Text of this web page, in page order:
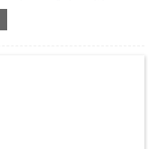
ထောက်အထားပြမှုလက်မှတ်၊
းသောအသုံးဝင်သော